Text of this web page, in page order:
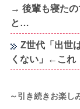
→ 後輩も寝たの
と…
Z世代「出世
くない」←これ
～引き続きお楽し